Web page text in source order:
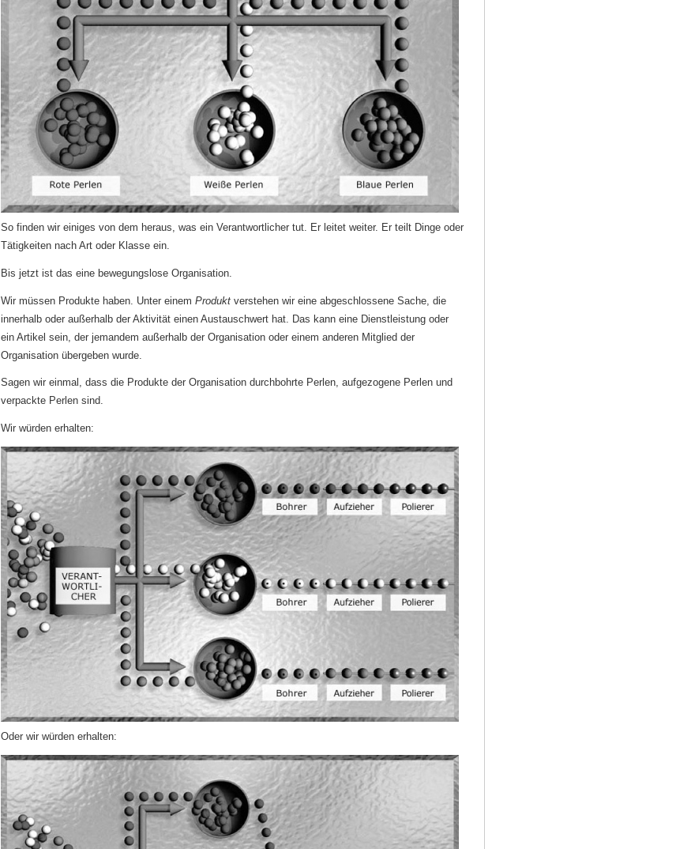
So finden wir einiges von dem heraus, was ein Verantwortlicher tut. Er leitet weiter. Er teilt Dinge oder
Tätigkeiten nach Art oder Klasse ein.
Bis jetzt ist das eine bewegungslose Organisation.
Wir müssen Produkte haben. Unter einem Produkt verstehen wir eine abgeschlossene Sache, die
innerhalb oder außerhalb der Aktivität einen Austauschwert hat. Das kann eine Dienstleistung oder
ein Artikel sein, der jemandem außerhalb der Organisation oder einem anderen Mitglied der
Organisation übergeben wurde.
Sagen wir einmal, dass die Produkte der Organisation durchbohrte Perlen, aufgezogene Perlen und
verpackte Perlen sind.
Wir würden erhalten:
Oder wir würden erhalten: